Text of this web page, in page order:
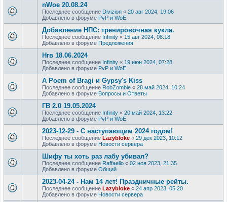
nWoe 20.08.24
Последнее сообщение Divizion « 20 авг 2024, 19:06
Добавлено в форуме PvP и WoE
Добавление НПС: тренировочная кукла.
Последнее сообщение Infinity « 15 авг 2024, 08:18
Добавлено в форуме Предложения
Нгв 18.06.2024
Последнее сообщение Infinity « 19 июн 2024, 07:28
Добавлено в форуме PvP и WoE
A Poem of Bragi и Gypsy's Kiss
Последнее сообщение RobZombie « 28 май 2024, 10:24
Добавлено в форуме Вопросы и Ответы
ГВ 2.0 19.05.2024
Последнее сообщение Infinity « 20 май 2024, 13:22
Добавлено в форуме PvP и WoE
2023-12-29 - С наступающим 2024 годом!
Последнее сообщение Lazybloke « 29 дек 2023, 10:12
Добавлено в форуме Новости сервера
Шифу ты хоть раз лабу убивал?
Последнее сообщение Raffaello « 02 ноя 2023, 21:35
Добавлено в форуме Общий
2023-04-24 - Нам 14 лет! Праздничные рейты.
Последнее сообщение Lazybloke « 24 апр 2023, 05:20
Добавлено в форуме Новости сервера